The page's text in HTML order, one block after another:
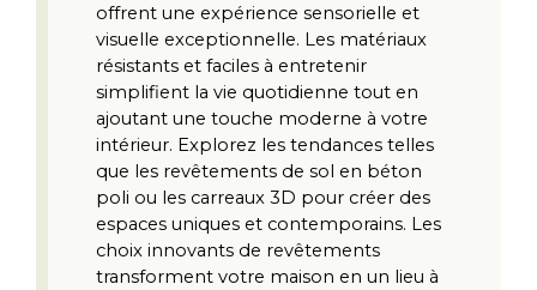
offrent une expérience sensorielle et
visuelle exceptionnelle. Les matériaux
résistants et faciles à entretenir
simplifient la vie quotidienne tout en
ajoutant une touche moderne à votre
intérieur. Explorez les tendances telles
que les revêtements de sol en béton
poli ou les carreaux 3D pour créer des
espaces uniques et contemporains. Les
choix innovants de revêtements
transforment votre maison en un lieu à